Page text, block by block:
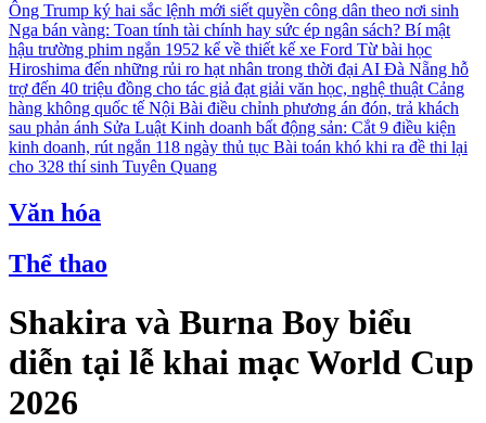
Ông Trump ký hai sắc lệnh mới siết quyền công dân theo nơi sinh
Nga bán vàng: Toan tính tài chính hay sức ép ngân sách? Bí mật
hậu trường phim ngắn 1952 kể về thiết kế xe Ford Từ bài học
Hiroshima đến những rủi ro hạt nhân trong thời đại AI Đà Nẵng hỗ
trợ đến 40 triệu đồng cho tác giả đạt giải văn học, nghệ thuậtCảng
hàng không quốc tế Nội Bài điều chỉnh phương án đón, trả khách
sau phản ánh Sửa Luật Kinh doanh bất động sản: Cắt 9 điều kiện
kinh doanh, rút ngắn 118 ngày thủ tục Bài toán khó khi ra đề thi lại
cho 328 thí sinh Tuyên Quang
Văn hóa
Thể thao
Shakira và Burna Boy biểu
diễn tại lễ khai mạc World Cup
2026